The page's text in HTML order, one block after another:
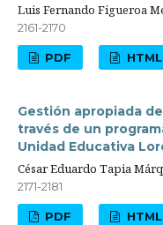
Luis Fernando Figueroa
2161-2170
PDF HTML
Gestión apropiada
través de un
Unidad Educativa
César Eduardo Tapia
2171-2181
PDF HTML